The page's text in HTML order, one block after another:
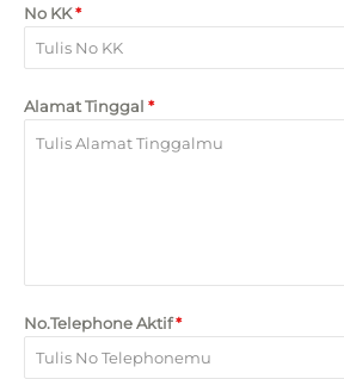
No KK*
Alamat Tinggal *
No.Telephone Aktif*